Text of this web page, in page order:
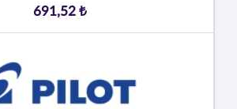
691,52 ₺